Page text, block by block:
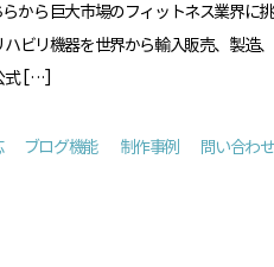
から 巨大市場のフィットネス業界に
ビリ機器を世界から輸入販売、製造
式 […]
ブログ機能 制作事例 問い合わ